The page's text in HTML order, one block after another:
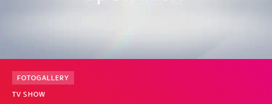
TV SHOW
FOTOGALLERY